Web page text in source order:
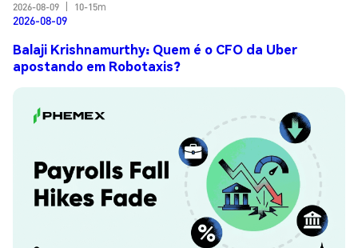
2026-08-09
10-15m
2026-08-09
Balaji Krishnamurthy: Quem é o CFO da Uber
apostando em Robotaxis?